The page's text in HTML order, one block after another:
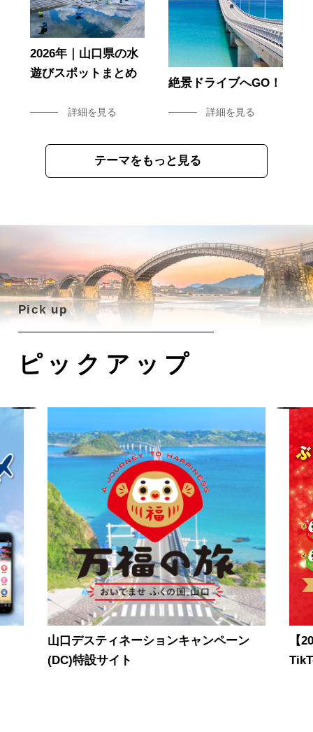
2026年｜山口県の水
遊びスポットまとめ
詳細を見る
絶景ドライブへGO！
詳細を見る
テーマをもっと見る
ピックアップ
山口デスティネーションキャンペーン
(DC)特設サイト
【